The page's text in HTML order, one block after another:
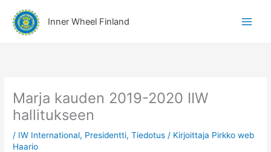
sisältöön
Inner Wheel Finland
Marja kauden 2019-2020 IIW
hallitukseen
/ IW International, Presidentti,Tiedotus / Kirjoittaja Pirkko web
Haario
i
h
m
ä